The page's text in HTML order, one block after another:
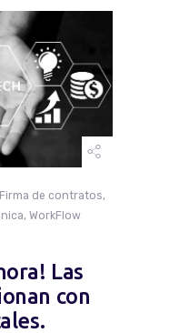
Firma de contratos,
, WorkFlow
Las
con